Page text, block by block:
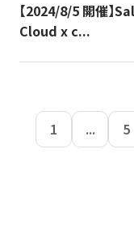
【2024/8/5 開催】
Cloud x c...
1 ... 5